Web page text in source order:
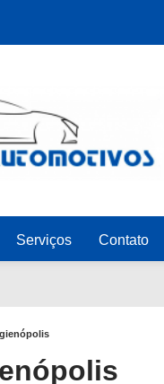
Serviços Contato